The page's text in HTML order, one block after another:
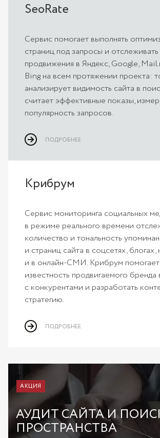
SeoRate
Сервис помогает выполнять
страниц под запросы и отслеживать
продвижения в Яндекс, Google,
Bing на всем протяжении проекта:
анализирует видимость сайта в
считает эффективные показы,
популярность запросов.
ПОДРОБНЕЕ
Крибрум
Сервис мониторинга социальных
в режиме реального времени
количество и тональность
и страниц сайта в соцсетях,
и в онлайн-СМИ. Крибрум помогает
известность продвигаемого бренда
с конкурентами и разработать
стратегию.
ПОДРОБНЕЕ
АКЦИЯ
АУДИТ САЙТА И
ПРОСТРАНСТВА